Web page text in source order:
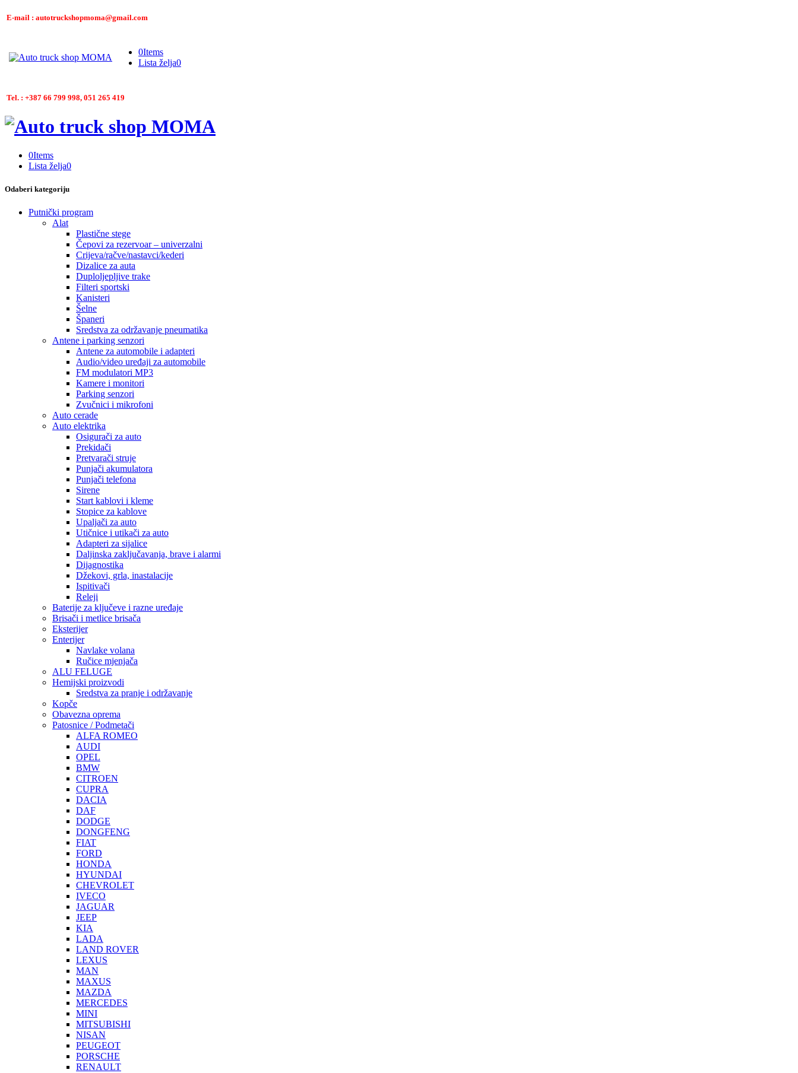
E-mail : autotruckshopmoma@gmail.com
0Items
Lista želja0
Tel. : +387 66 799 998, 051 265 419
0Items
Lista želja0
Odaberi kategoriju
Putnički program
Alat
Plastične stege
Čepovi za rezervoar – univerzalni
Crijeva/račve/nastavci/kederi
Dizalice za auta
Duploljepljive trake
Filteri sportski
Kanisteri
Šelne
Španeri
Sredstva za održavanje pneumatika
Antene i parking senzori
Antene za automobile i adapteri
Audio/video uređaji za automobile
FM modulatori MP3
Kamere i monitori
Parking senzori
Zvučnici i mikrofoni
Auto cerade
Auto elektrika
Osigurači za auto
Prekidači
Pretvarači struje
Punjači akumulatora
Punjači telefona
Sirene
Start kablovi i kleme
Stopice za kablove
Upaljači za auto
Utičnice i utikači za auto
Adapteri za sijalice
Daljinska zaključavanja, brave i alarmi
Dijagnostika
Džekovi, grla, inastalacije
Ispitivači
Releji
Baterije za ključeve i razne uređaje
Brisači i metlice brisača
Eksterijer
Enterijer
Navlake volana
Ručice mjenjača
ALU FELUGE
Hemijski proizvodi
Sredstva za pranje i održavanje
Kopče
Obavezna oprema
Patosnice / Podmetači
ALFA ROMEO
AUDI
OPEL
BMW
CITROEN
CUPRA
DACIA
DAF
DODGE
DONGFENG
FIAT
FORD
HONDA
HYUNDAI
CHEVROLET
IVECO
JAGUAR
JEEP
KIA
LADA
LAND ROVER
LEXUS
MAN
MAXUS
MAZDA
MERCEDES
MINI
MITSUBISHI
NISAN
PEUGEOT
PORSCHE
RENAULT